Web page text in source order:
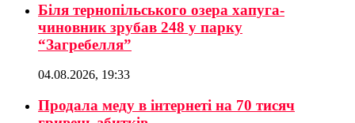
Біля тернопільського озера хапуга-
чиновник зрубав 248 у парку
“Загребелля”
04.08.2026, 19:33
Продала меду в інтернеті на 70 тисяч